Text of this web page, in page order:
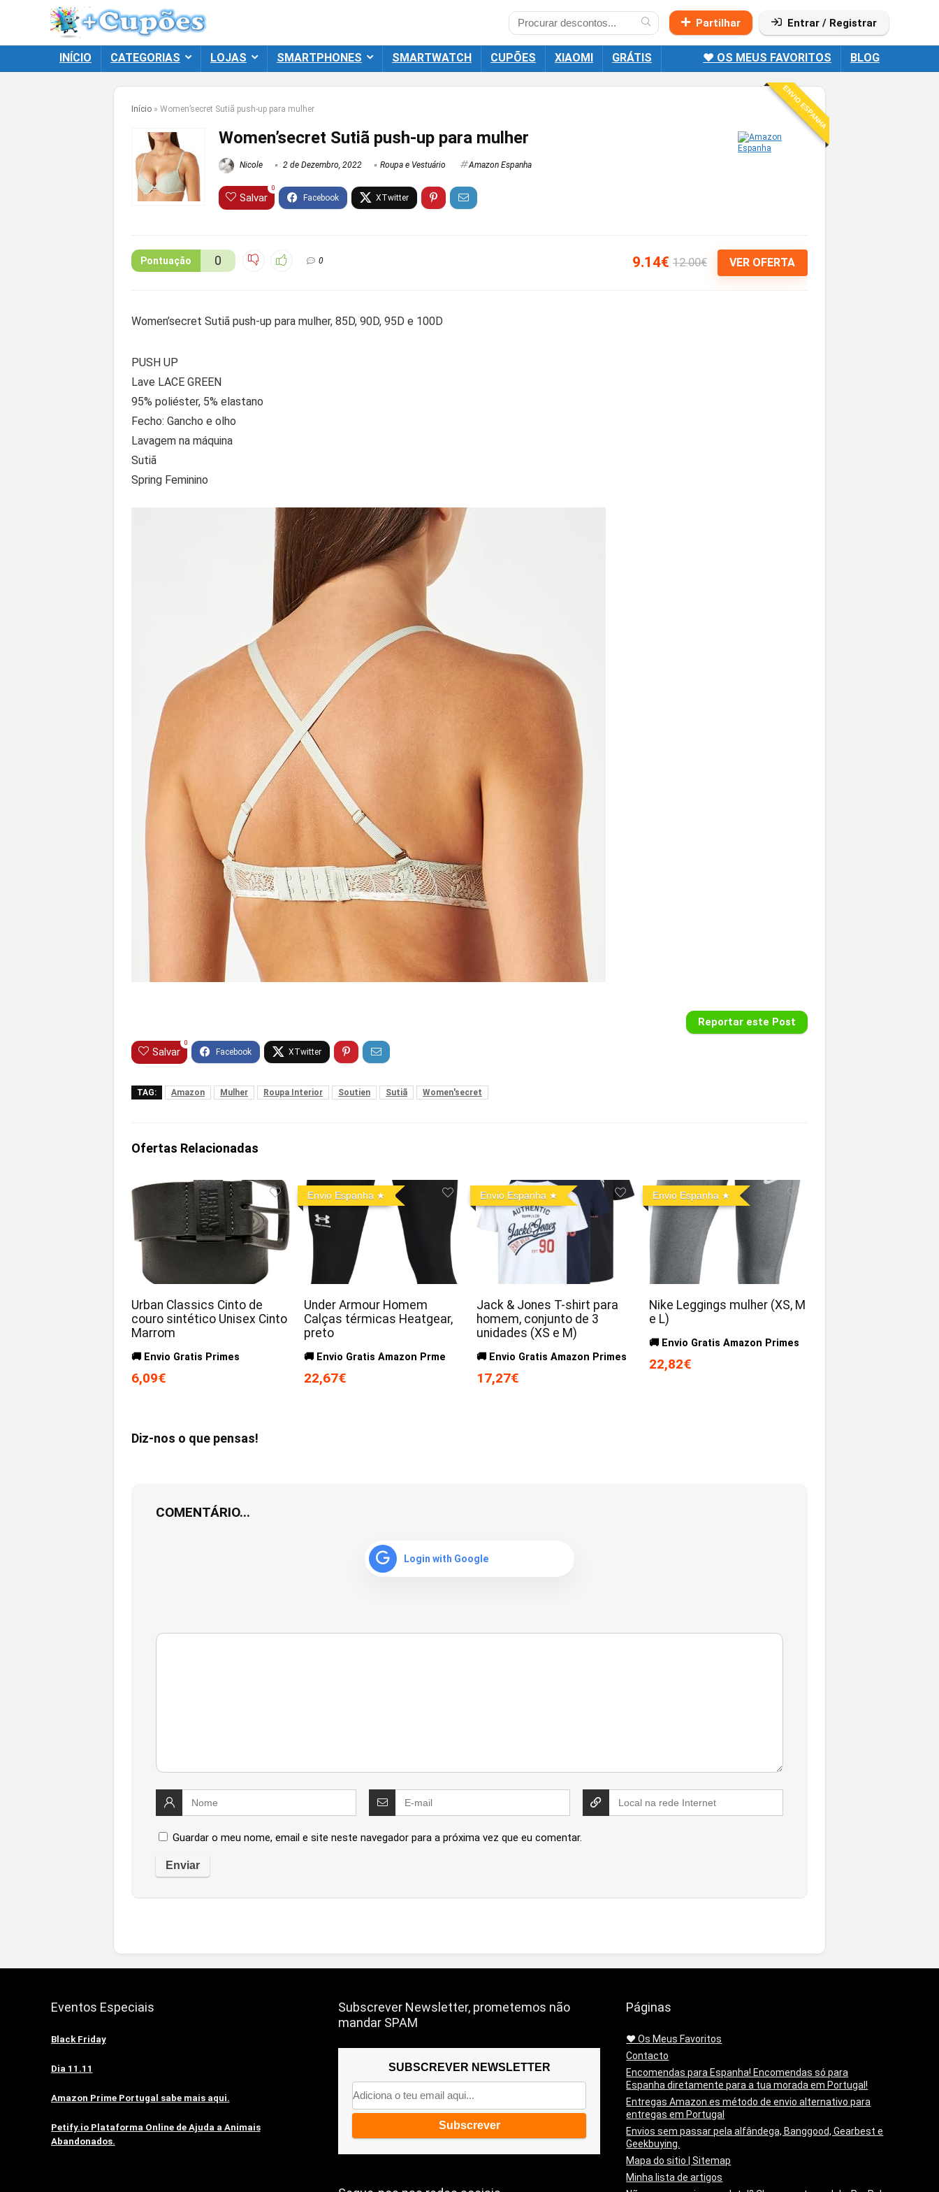
Partilhar Entrar / Registrar
INÍCIO CATEGORIAS LOJAS SMARTPHONES SMARTWATCH CUPÕES XIAOMI GRÁTIS ❤️ OS MEUS FAVORITOS BLOG
Início » Women’secret Sutiã push-up para mulher ENVIO ESPANHA
Women’secret Sutiã push-up para mulher
Nicole 2 de Dezembro, 2022 Roupa e Vestuário Amazon Espanha
Salvar
0
Pontuação 0 0 9.14€ 12.00€ VER OFERTA
Women’secret Sutiã push-up para mulher, 85D, 90D, 95D e 100D
PUSH UP
Lave LACE GREEN
95% poliéster, 5% elastano
Fecho: Gancho e olho
Lavagem na máquina
Sutiã
Spring Feminino
Reportar este Post
Salvar
0
TAG: Amazon Mulher Roupa Interior Soutien Sutiã Women'secret
Ofertas Relacionadas
Urban Classics Cinto de
couro sintético Unisex Cinto
Marrom
🚚 Envio Gratis Primes
6,09€
Envio Espanha
Under Armour Homem
Calças térmicas Heatgear,
preto
🚚 Envio Gratis Amazon Prme
22,67€
Envio Espanha
Jack & Jones T-shirt para
homem, conjunto de 3
unidades (XS e M)
🚚 Envio Gratis Amazon Primes
17,27€
Envio Espanha
Nike Leggings mulher (XS, M
e L)
🚚 Envio Gratis Amazon Primes
22,82€
Diz-nos o que pensas!
COMENTÁRIO...
Login with Google
Guardar o meu nome, email e site neste navegador para a próxima vez que eu comentar.
Eventos Especiais
Black Friday
Dia 11.11
Amazon Prime Portugal sabe mais aqui.
Petify.io Plataforma Online de Ajuda a Animais
Abandonados.
Subscrever Newsletter, prometemos não
mandar SPAM
SUBSCREVER NEWSLETTER
Páginas
❤️ Os Meus Favoritos
Contacto
Encomendas para Espanha! Encomendas só para
Espanha diretamente para a tua morada em Portugal!
Entregas Amazon.es método de envio alternativo para
entregas em Portugal
Envios sem passar pela alfândega, Banggood, Gearbest e
Geekbuying.
Mapa do sitio | Sitemap
Minha lista de artigos